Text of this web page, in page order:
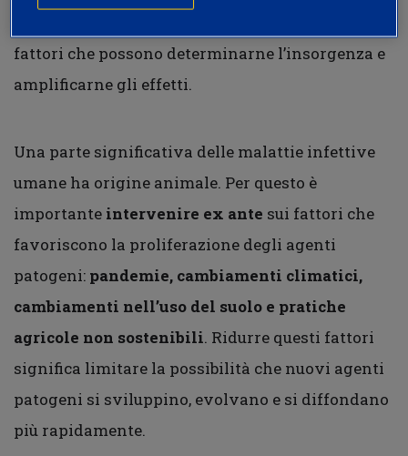
fattori che possono determinarne l’insorgenza e
amplificarne gli effetti.
Una parte significativa delle malattie infettive
umane ha origine animale. Per questo è
importante intervenire ex ante sui fattori che
favoriscono la proliferazione degli agenti
patogeni: pandemie, cambiamenti climatici,
cambiamenti nell’uso del suolo e pratiche
agricole non sostenibili. Ridurre questi fattori
significa limitare la possibilità che nuovi agenti
patogeni si sviluppino, evolvano e si diffondano
più rapidamente.